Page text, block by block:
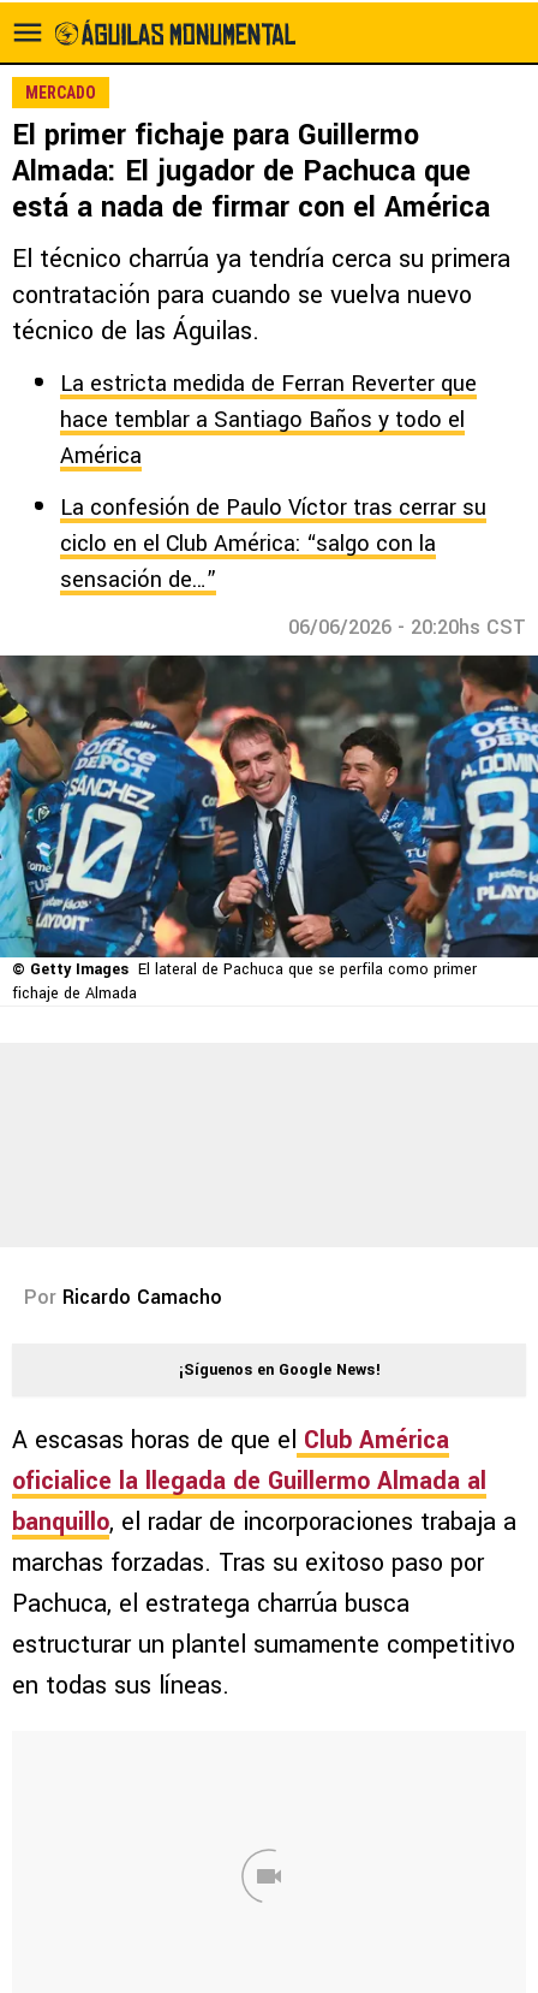
MERCADO
El primer fichaje para Guillermo
Almada: El jugador de Pachuca que
está a nada de firmar con el América
El técnico charrúa ya tendría cerca su primera
contratación para cuando se vuelva nuevo
técnico de las Águilas.
La estricta medida de Ferran Reverter que
hace temblar a Santiago Baños y todo el
América
La confesión de Paulo Víctor tras cerrar su
ciclo en el Club América: “salgo con la
sensación de…”
06/06/2026 - 20:20hs CST
© Getty Images El lateral de Pachuca que se perfila como primer
fichaje de Almada
Por Ricardo Camacho
¡Síguenos en Google News!
A escasas horas de que el Club América
oficialice la llegada de Guillermo Almada al
banquillo, el radar de incorporaciones trabaja a
marchas forzadas. Tras su exitoso paso por
Pachuca, el estratega charrúa busca
estructurar un plantel sumamente competitivo
en todas sus líneas.